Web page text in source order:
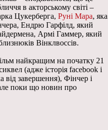
в акторському світі –
Цукерберга, Руні Мара, яка
Ендрю Гарфілд, який
Армі Гаммер, який
Вінклвоссів.
найкращим на початку 21
(адже історія facebook і
завершення), Фінчер і
поки що новин про